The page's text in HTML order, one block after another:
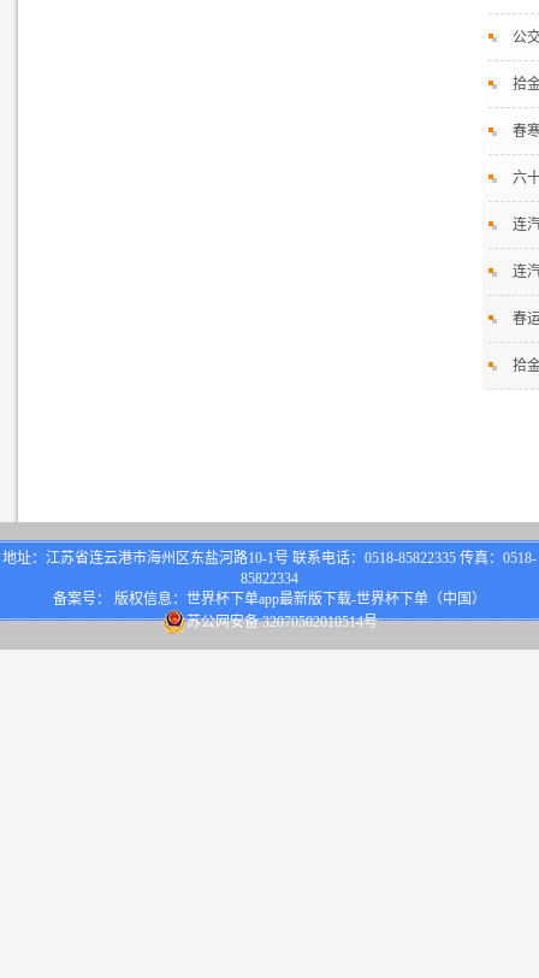
公
拾
春
六
连
连
春
拾
地址：江苏省连云港市海州区东盐河路10-1号 联系电话：0518-85822335 传真：0518-
85822334
备案号： 版权信息：世界杯下单app最新版下载-世界杯下单（中国）
苏公网安备 32070502010514号